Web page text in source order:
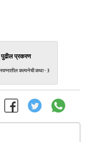
पुढील प्रकरण
कल्पनेची कथा - 3